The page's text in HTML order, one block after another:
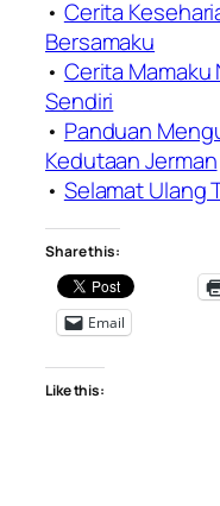
• Cerita
Bersamaku
• Cerita
Sendiri
• Panduan
Kedutaan Jerman
• Selamat Ulang
Share this:
Email
Like this: